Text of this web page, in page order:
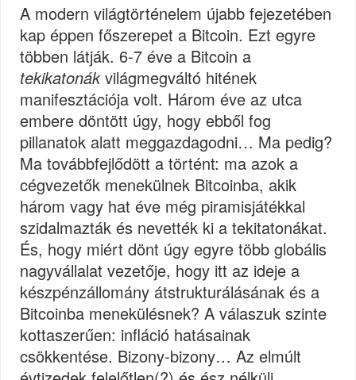
A modern világtörténelem újabb fejezetében
kap éppen főszerepet a Bitcoin. Ezt egyre
többen látják. 6-7 éve a Bitcoin a
tekikatonákvilágmegváltó hitének
manifesztációja volt. Három éve az utca
embere döntött úgy, hogy ebből fog
pillanatok alatt meggazdagodni… Ma pedig?
Ma továbbfejlődött a történt: ma azok a
cégvezetők menekülnek Bitcoinba, akik
három vagy hat éve még piramisjátékkal
szidalmazták és nevették ki a tekitatonákat.
És, hogy miért dönt úgy egyre több globális
nagyvállalat vezetője, hogy itt az ideje a
készpénzállomány átstrukturálásának és a
Bitcoinba menekülésnek? A válaszuk szinte
kottaszerűen: infláció hatásainak
csökkentése. Bizony-bizony… Az elmúlt